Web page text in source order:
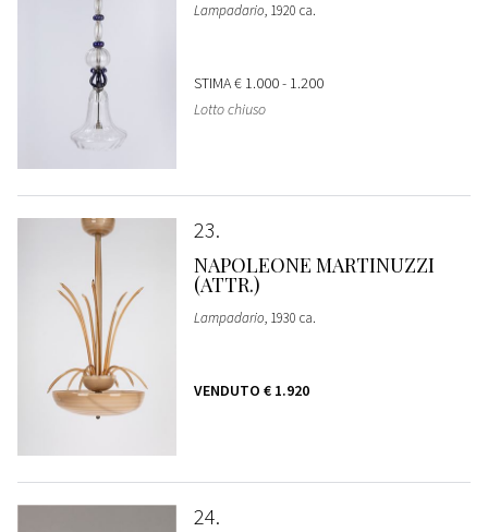
Lampadario, 1920 ca.
STIMA€ 1.000 - 1.200
Lotto chiuso
23
NAPOLEONE MARTINUZZI
(ATTR.)
Lampadario, 1930 ca.
VENDUTO € 1.920
24